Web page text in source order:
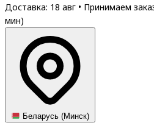
Доставка: 18 авг • Принимаем
мин)
Беларусь (Минск)